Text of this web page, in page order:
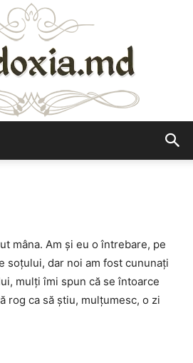
mâna. Am şi eu o întrebare, pe
soţului, dar noi am fost cununaţi
mulţi îmi spun că se întoarce
rog ca să ştiu, mulţumesc, o zi